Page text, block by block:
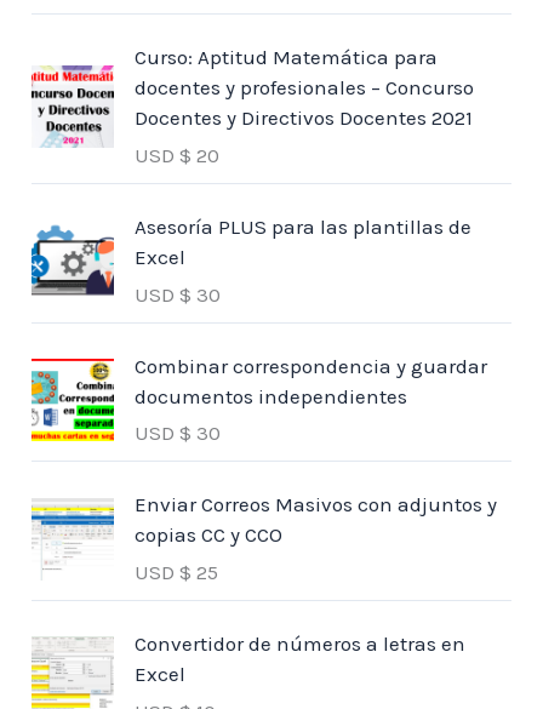
Curso: Aptitud Matemática para
docentes y profesionales – Concurso
Docentes y Directivos Docentes 2021
USD $ 20
Asesoría PLUS para las plantillas de
Excel
USD $ 30
Combinar correspondencia y guardar
documentos independientes
USD $ 30
Enviar Correos Masivos con adjuntos y
copias CC y CCO
USD $ 25
Convertidor de números a letras en
Excel